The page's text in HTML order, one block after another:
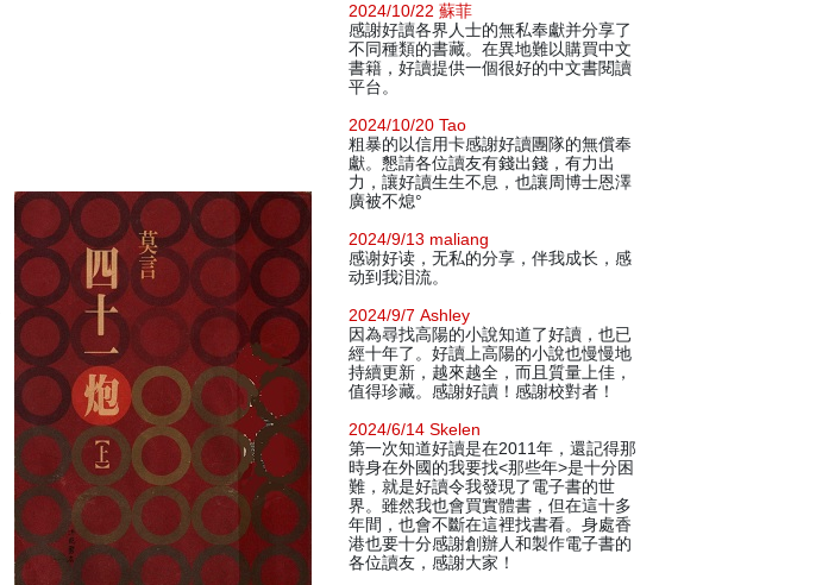
2024/10/22 蘇菲
感謝好讀各界人士的無私奉獻并分享了
不同種類的書藏。在異地難以購買中文
書籍，好讀提供一個很好的中文書閱讀
平台。
2024/10/20 Tao
粗暴的以信用卡感謝好讀團隊的無償奉
獻。懇請各位讀友有錢出錢，有力出
力，讓好讀生生不息，也讓周博士恩澤
廣被不熄°
2024/9/13 maliang
感谢好读，无私的分享，伴我成长，感
动到我泪流。
2024/9/7 Ashley
因為尋找高陽的小說知道了好讀，也已
經十年了。好讀上高陽的小說也慢慢地
持續更新，越來越全，而且質量上佳，
值得珍藏。感謝好讀！感謝校對者！
2024/6/14 Skelen
第一次知道好讀是在2011年，還記得那
時身在外國的我要找<那些年>是十分困
難，就是好讀令我發現了電子書的世
界。雖然我也會買實體書，但在這十多
年間，也會不斷在這裡找書看。身處香
港也要十分感謝創辦人和製作電子書的
各位讀友，感謝大家！